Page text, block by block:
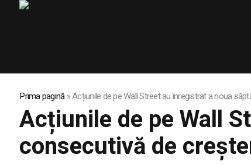
Prima pagină»Acțiunile de pe Wall Street au înregistrat a noua
Acțiunile de pe Wall
consecutivă de